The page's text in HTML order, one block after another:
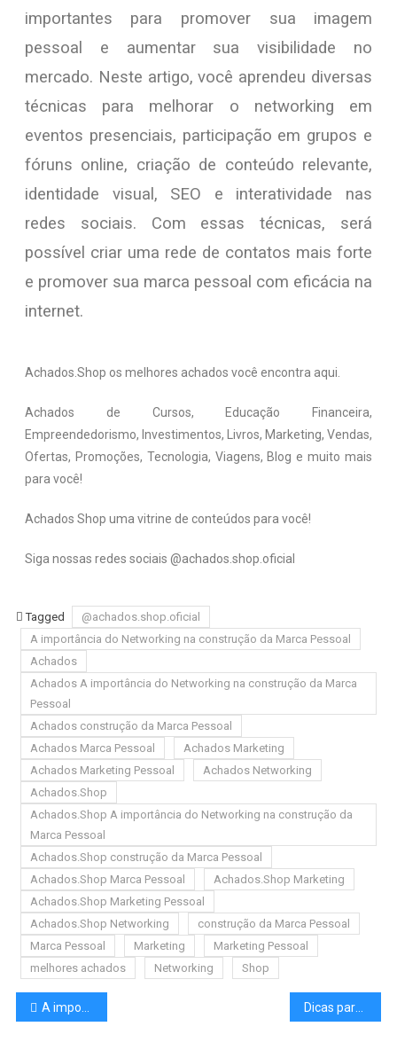
importantes para promover sua imagem
pessoal e aumentar sua visibilidade no
mercado. Neste artigo, você aprendeu diversas
técnicas para melhorar o networking em
eventos presenciais, participação em grupos e
fóruns online, criação de conteúdo relevante,
identidade visual, SEO e interatividade nas
redes sociais. Com essas técnicas, será
possível criar uma rede de contatos mais forte
e promover sua marca pessoal com eficácia na
internet.
Achados.Shop os melhores achados você encontra aqui.
Achados de Cursos, Educação Financeira,
Empreendedorismo, Investimentos, Livros, Marketing, Vendas,
Ofertas, Promoções, Tecnologia, Viagens, Blog e muito mais
para você!
Achados Shop uma vitrine de conteúdos para você!
Siga nossas redes sociais @achados.shop.oficial
Tagged
@achados.shop.oficial
A importância do Networking na construção da Marca Pessoal
Achados
Achados A importância do Networking na construção da Marca
Pessoal
Achados construção da Marca Pessoal
Achados Marca Pessoal
Achados Marketing
Achados Marketing Pessoal
Achados Networking
Achados.Shop
Achados.Shop A importância do Networking na construção da
Marca Pessoal
Achados.Shop construção da Marca Pessoal
Achados.Shop Marca Pessoal
Achados.Shop Marketing
Achados.Shop Marketing Pessoal
Achados.Shop Networking
construção da Marca Pessoal
Marca Pessoal
Marketing
Marketing Pessoal
melhores achados
Networking Shop
A importância da Comunicação na construção da Marca Pessoal